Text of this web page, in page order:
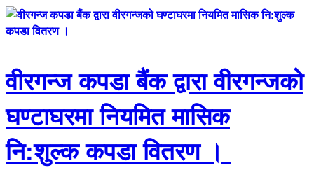
वीरगन्ज कपडा बैंक द्वारा वीरगन्जको
घण्टाघरमा नियमित मासिक
नि:शुल्क कपडा वितरण ।